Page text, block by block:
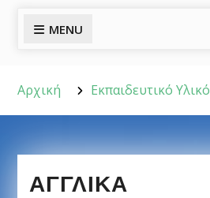
MENU
Αρχική Εκπαιδευτικό Υλικό
ΑΓΓΛΙΚΆ